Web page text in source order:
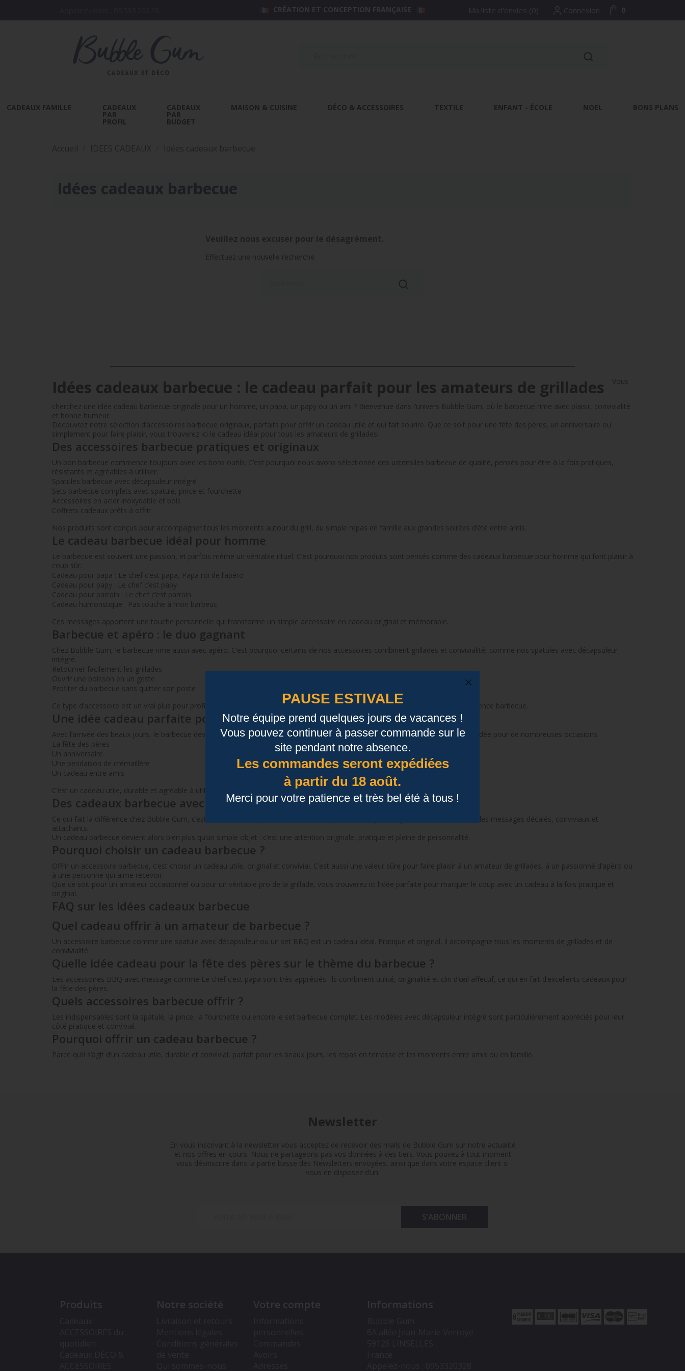
CRÉATION ET CONCEPTION FRANÇAISE Ma liste d'envies ( 0) Connexion 0
CADEAUX FAMILLE CADEAUX
PAR
PROFIL
CADEAUX
PAR
BUDGET
MAISON & CUISINE DÉCO & ACCESSOIRES TEXTILE ENFANT - ÉCOLE NOEL BONS PLANS
Effectuez une nouvelle recherche
Idées cadeaux barbecue : le cadeau parfait pour les amateurs de grillades Vous
cherchez une idée cadeau barbecue originale pour un homme, un papa, un papy ou un ami ? Bienvenue dans l’univers Bubble Gum, où le barbecue rime avec plaisir, convivialité
et bonne humeur.
Découvrez notre sélection d’accessoires barbecue originaux, parfaits pour offrir un cadeau utile et qui fait sourire. Que ce soit pour une fête des pères, un anniversaire ou
simplement pour faire plaisir, vous trouverez ici le cadeau idéal pour tous les amateurs de grillades.
Des accessoires barbecue pratiques et originaux
Un bon barbecue commence toujours avec les bons outils. C’est pourquoi nous avons sélectionné des ustensiles barbecue de qualité, pensés pour être à la fois pratiques,
résistants et agréables à utiliser.
Spatules barbecue avec décapsuleur intégré
Sets barbecue complets avec spatule, pince et fourchette
Accessoires en acier inoxydable et bois
Coffrets cadeaux prêts à offrir
Nos produits sont conçus pour accompagner tous les moments autour du grill, du simple repas en famille aux grandes soirées d’été entre amis.
Le cadeau barbecue idéal pour homme
Le barbecue est souvent une passion, et parfois même un véritable rituel. C’est pourquoi nos produits sont pensés comme des cadeaux barbecue pour homme qui font plaisir à
coup sûr.
Cadeau pour papa : Le chef c’est papa, Papa roi de l’apéro
Cadeau pour papy : Le chef c’est papy
Cadeau pour parrain : Le chef c’est parrain
Cadeau humoristique : Pas touche à mon barbeuc
Ces messages apportent une touche personnelle qui transforme un simple accessoire en cadeau original et mémorable.
Barbecue et apéro : le duo gagnant
Chez Bubble Gum, le barbecue rime aussi avec apéro. C’est pourquoi certains de nos accessoires combinent grillades et convivialité, comme nos spatules avec décapsuleur
intégré.
Retourner facilement les grillades
Ouvrir une boisson en un geste
Profiter du barbecue sans quitter son poste
Ce type d’accessoire est un vrai plus pour profiter pleinement de chaque moment, tout en ajoutant une touche originale à l’expérience barbecue.
Une idée cadeau parfaite pour l’été et la fête des pères
Avec l’arrivée des beaux jours, le barbecue devient incontournable. Offrir un accessoire barbecue original est donc une excellente idée pour de nombreuses occasions.
La fête des pères
Un anniversaire
Une pendaison de crémaillère
Un cadeau entre amis
C’est un cadeau utile, durable et agréable à utiliser, qui accompagnera de nombreux repas en extérieur.
Des cadeaux barbecue avec humour
Ce qui fait la différence chez Bubble Gum, c’est l’humour et la personnalisation. Nos produits sont pensés pour faire sourire avec des messages décalés, conviviaux et
attachants.
Un cadeau barbecue devient alors bien plus qu’un simple objet : c’est une attention originale, pratique et pleine de personnalité.
Pourquoi choisir un cadeau barbecue ?
Offrir un accessoire barbecue, c’est choisir un cadeau utile, original et convivial. C’est aussi une valeur sûre pour faire plaisir à un amateur de grillades, à un passionné d’apéro ou
à une personne qui aime recevoir.
Que ce soit pour un amateur occasionnel ou pour un véritable pro de la grillade, vous trouverez ici l’idée parfaite pour marquer le coup avec un cadeau à la fois pratique et
original.
FAQ sur les idées cadeaux barbecue
Quel cadeau offrir à un amateur de barbecue ?
Un accessoire barbecue comme une spatule avec décapsuleur ou un set BBQ est un cadeau idéal. Pratique et original, il accompagne tous les moments de grillades et de
convivialité.
Quelle idée cadeau pour la fête des pères sur le thème du barbecue ?
Les accessoires BBQ avec message comme Le chef c’est papa sont très appréciés. Ils combinent utilité, originalité et clin d’œil affectif, ce qui en fait d’excellents cadeaux pour
la fête des pères.
Quels accessoires barbecue offrir ?
Les indispensables sont la spatule, la pince, la fourchette ou encore le set barbecue complet. Les modèles avec décapsuleur intégré sont particulièrement appréciés pour leur
côté pratique et convivial.
Pourquoi offrir un cadeau barbecue ?
Parce qu’il s’agit d’un cadeau utile, durable et convivial, parfait pour les beaux jours, les repas en terrasse et les moments entre amis ou en famille.
Newsletter
En vous inscrivant à la newsletter vous acceptez de recevoir des mails de Bubble Gum sur notre actualité
et nos offres en cours. Nous ne partageons pas vos données à des tiers. Vous pouvez à tout moment
vous désinscrire dans la partie basse des Newsletters envoyées, ainsi que dans votre espace client si
vous en disposez d’un.
Produits Notre société Votre compte Informations
PAUSE ESTIVALE
Notre équipe prend quelques jours de vacances !
Vous pouvez continuer à passer commande sur le
site pendant notre absence.
Les commandes seront expédiées
à partir du 18 août.
Merci pour votre patience et très bel été à tous !